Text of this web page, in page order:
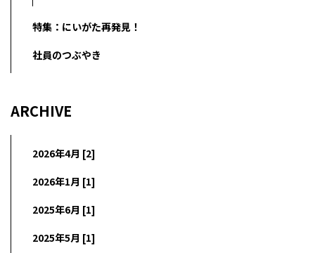
特集：にいがた再発見！
社員のつぶやき
ARCHIVE
2026年4月 [2]
2026年1月 [1]
2025年6月 [1]
2025年5月 [1]